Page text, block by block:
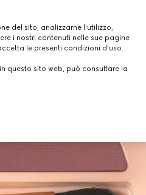
del sito, analizzarne l'utilizzo,
i nostri contenuti nelle sue pagine
le presenti condizioni d'uso.
questo sito web, può consultare la